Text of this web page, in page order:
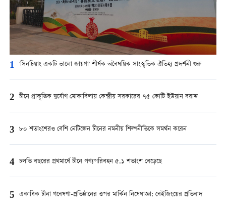
1 'সিনচিয়াং একটি ভালো জায়গা' শীর্ষক অবৈষয়িক সাংস্কৃতিক ঐতিহ্য প্রদর্শনী শুরু
2 চীনে প্রাকৃতিক দুর্যোগ মোকাবিলায় কেন্দ্রীয় সরকারের ৭৫ কোটি ইউয়ান বরাদ্দ
3 ৮০ শতাংশেরও বেশি নেটিজেন চীনের নমনীয় শিল্পনীতিকে সমর্থন করেন
4 চলতি বছরের প্রথমার্ধে চীনে পণ্যপরিবহন ৫.১ শতাংশ বেড়েছে
5 একাধিক চীনা গবেষণা-প্রতিষ্ঠানের ওপর মার্কিন নিষেধাজ্ঞা: বেইজিংয়ের প্রতিবাদ